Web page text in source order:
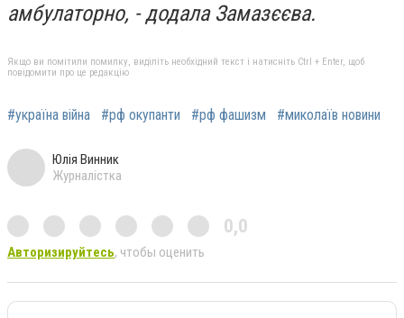
амбулаторно, - додала Замазєєва.
Якщо ви помітили помилку, виділіть необхідний текст і натисніть Ctrl + Enter, щоб
повідомити про це редакцію
#україна війна #рф окупанти #рф фашизм #миколаїв новини
Юлія Винник
Журналістка
0,0
Авторизируйтесь, чтобы оценить